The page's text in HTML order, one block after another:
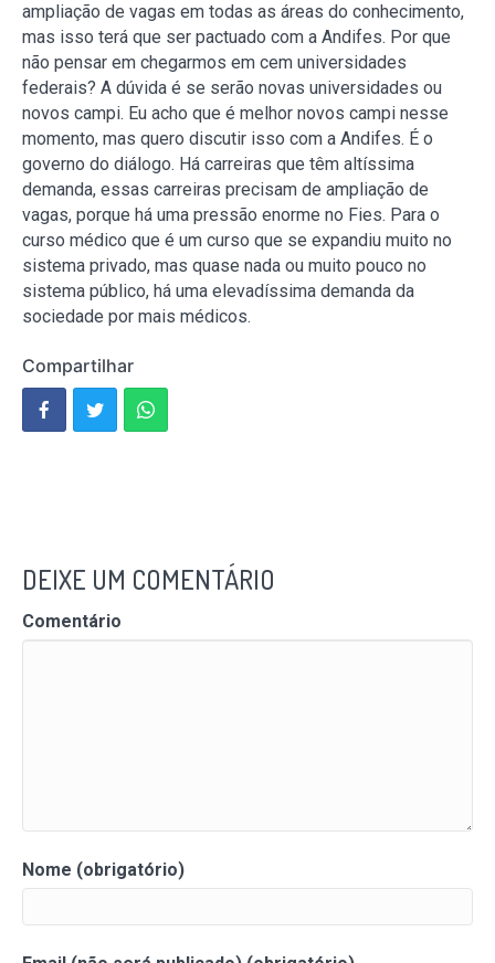
ampliação de vagas em todas as áreas do conhecimento,
mas isso terá que ser pactuado com a Andifes. Por que
não pensar em chegarmos em cem universidades
federais? A dúvida é se serão novas universidades ou
novos campi. Eu acho que é melhor novos campi nesse
momento, mas quero discutir isso com a Andifes. É o
governo do diálogo. Há carreiras que têm altíssima
demanda, essas carreiras precisam de ampliação de
vagas, porque há uma pressão enorme no Fies. Para o
curso médico que é um curso que se expandiu muito no
sistema privado, mas quase nada ou muito pouco no
sistema público, há uma elevadíssima demanda da
sociedade por mais médicos.
Compartilhar
DEIXE UM COMENTÁRIO
Comentário
Nome (obrigatório)